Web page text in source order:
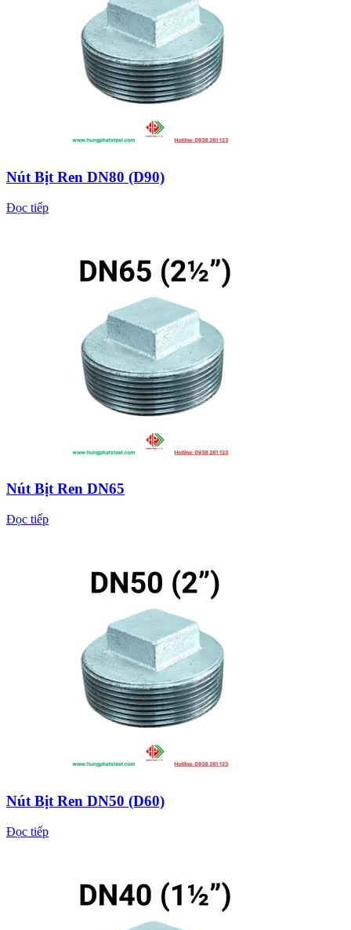
Nút Bịt Ren DN80 (D90)
Đọc tiếp
Nút Bịt Ren DN65
Đọc tiếp
Nút Bịt Ren DN50 (D60)
Đọc tiếp